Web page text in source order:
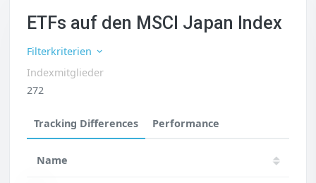
ETFs auf den MSCI Japan Index
Filterkriterien
Indexmitglieder
272
Tracking Differences Performance
Name